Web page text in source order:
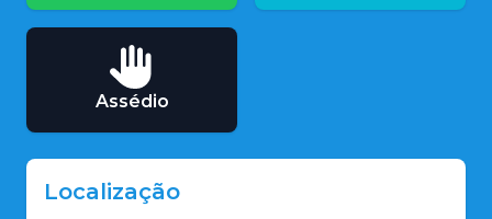
Assédio
Localização